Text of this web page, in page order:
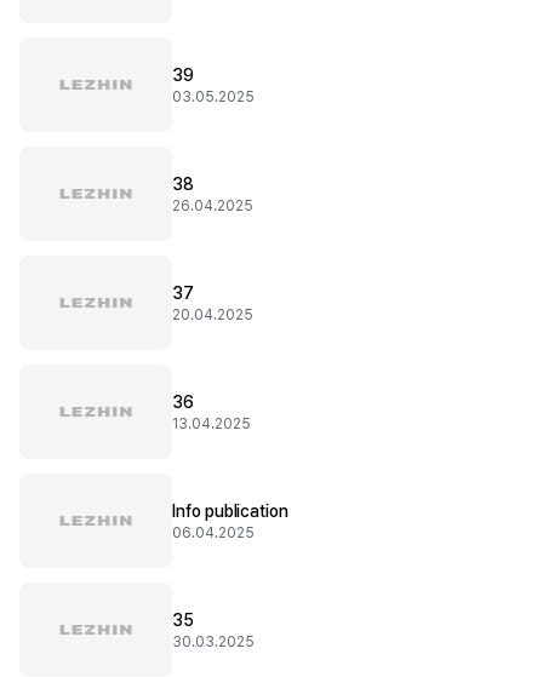
39
03.05.2025
38
26.04.2025
37
20.04.2025
36
13.04.2025
Info publication
06.04.2025
35
30.03.2025